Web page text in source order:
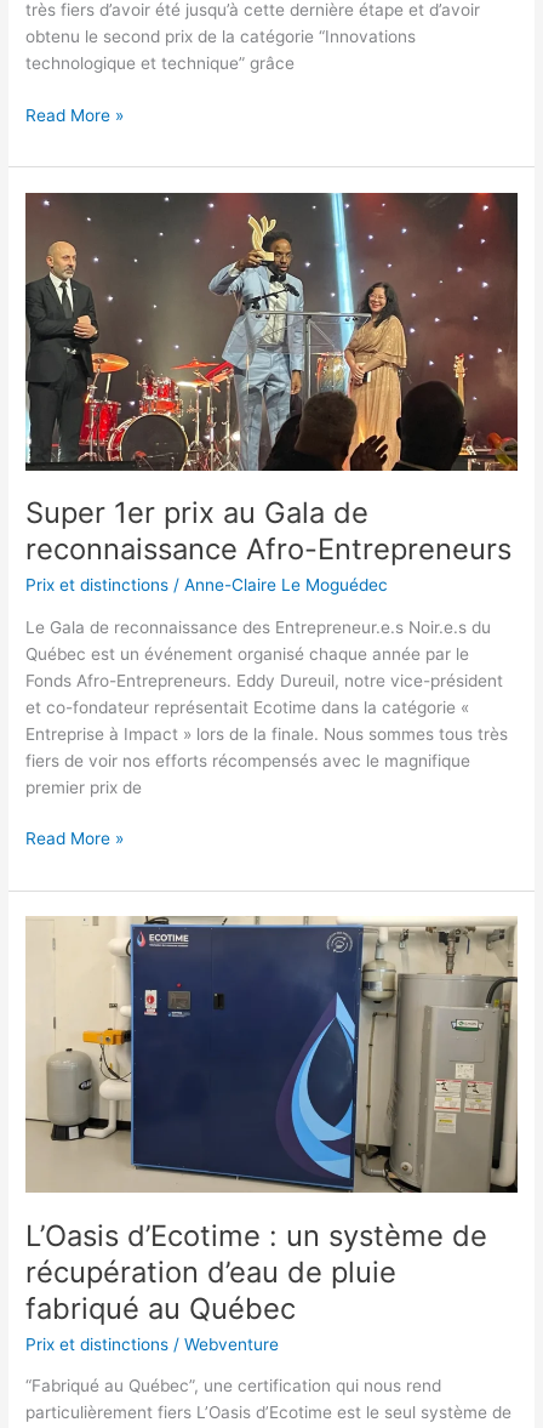
très fiers d’avoir été jusqu’à cette dernière étape et d’avoir
obtenu le second prix de la catégorie “Innovations
technologique et technique” grâce
Read More »
Super 1er prix au Gala de
reconnaissance Afro-Entrepreneurs
Prix et distinctions /Anne-Claire Le Moguédec
Le Gala de reconnaissance des Entrepreneur.e.s Noir.e.s du
Québec est un événement organisé chaque année par le
Fonds Afro-Entrepreneurs. Eddy Dureuil, notre vice-président
et co-fondateur représentait Ecotime dans la catégorie «
Entreprise à Impact » lors de la finale. Nous sommes tous très
fiers de voir nos efforts récompensés avec le magnifique
premier prix de
Super
prix
au
Gala
de
reconnaissance
Afro-
Entrepreneurs
Read More »
L’Oasis d’Ecotime : un système de
récupération d’eau de pluie
fabriqué au Québec
Prix et distinctions /Webventure
“Fabriqué au Québec”, une certification qui nous rend
particulièrement fiers L’Oasis d’Ecotime est le seul système de
d’Ecotime
système
récupération
d’eau
fabriqué
au
Québec